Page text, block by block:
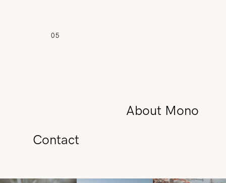
05
Contact
About Mono